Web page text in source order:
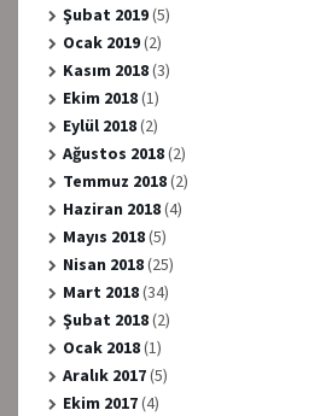
Şubat 2019(5)
Ocak 2019(2)
Kasım 2018(3)
Ekim 2018(1)
Eylül 2018(2)
Ağustos 2018(2)
Temmuz 2018(2)
Haziran 2018(4)
Mayıs 2018(5)
Nisan 2018(25)
Mart 2018(34)
Şubat 2018(2)
Ocak 2018(1)
Aralık 2017(5)
Ekim 2017(4)